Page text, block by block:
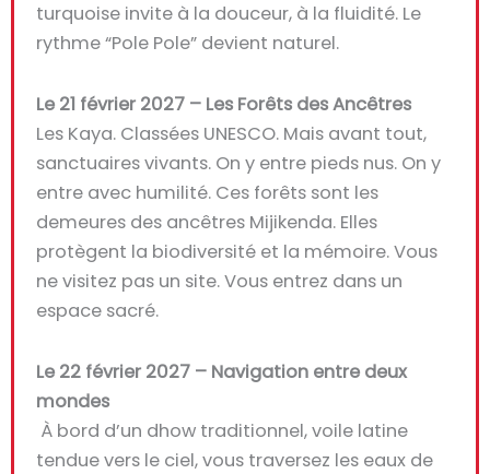
turquoise invite à la douceur, à la fluidité. Le
rythme “Pole Pole” devient naturel.
Le 21 février 2027 – Les Forêts des Ancêtres
Les Kaya. Classées UNESCO. Mais avant tout,
sanctuaires vivants. On y entre pieds nus. On y
entre avec humilité. Ces forêts sont les
demeures des ancêtres Mijikenda. Elles
protègent la biodiversité et la mémoire. Vous
ne visitez pas un site. Vous entrez dans un
espace sacré.
Le 22 février 2027 – Navigation entre deux
mondes
À bord d’un dhow traditionnel, voile latine
tendue vers le ciel, vous traversez les eaux de